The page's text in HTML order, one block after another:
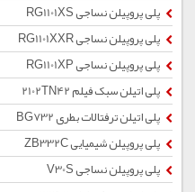
پلی پروپیلن نساجی RG1101XS
پلی پروپیلن نساجی RG1101XXR
پلی پروپیلن نساجی RG1101XP
پلی اتیلن سبک فیلم 2102TN42
پلی اتیلن ترفتالات بطری BG732
پلی پروپیلن شیمیایی ZB332C
پلی پروپیلن نساجی V30S